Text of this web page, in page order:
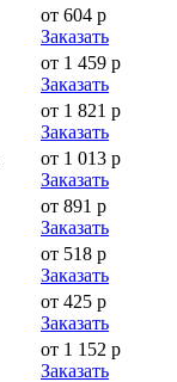
от 604 р
Заказать
от 1 459 р
Заказать
от 1 821 р
Заказать
от 1 013 р
Заказать
от 891 р
Заказать
от 518 р
Заказать
от 425 р
Заказать
от 1 152 р
Заказать